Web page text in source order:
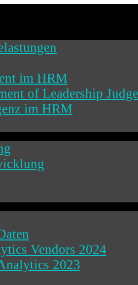
im HRM
of Leadership
im HRM
Vendors 2024
2023